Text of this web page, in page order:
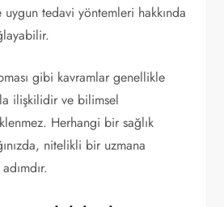
tedavi yöntemleri hakkında
gibi kavramlar genellikle
ilişkilidir ve bilimsel
Herhangi bir sağlık
nitelikli bir uzmana